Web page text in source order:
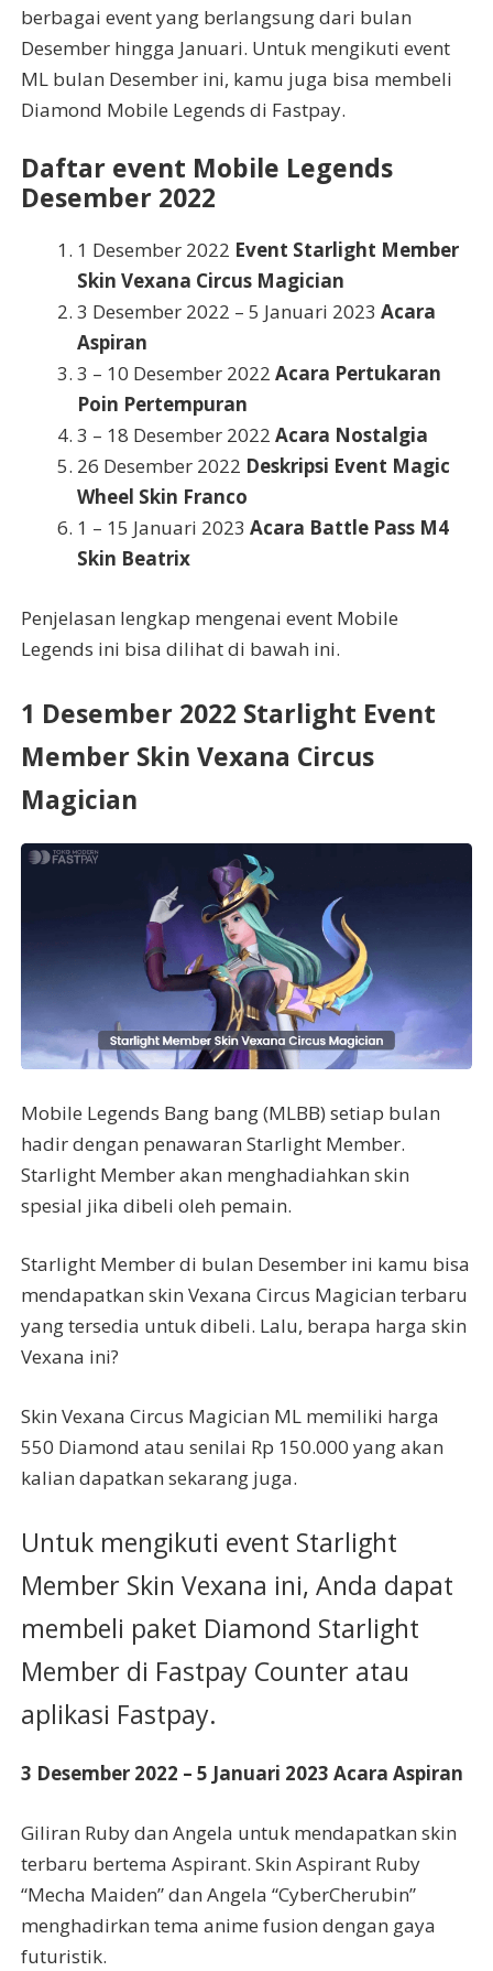
berbagai event yang berlangsung dari bulan
Desember hingga Januari. Untuk mengikuti event
ML bulan Desember ini, kamu juga bisa membeli
Diamond Mobile Legends di Fastpay.
Daftar event Mobile Legends
Desember 2022
1 Desember 2022 Event Starlight Member
Skin Vexana Circus Magician
3 Desember 2022 – 5 Januari 2023 Acara
Aspiran
3 – 10 Desember 2022 Acara Pertukaran
Poin Pertempuran
3 – 18 Desember 2022 Acara Nostalgia
26 Desember 2022 Deskripsi Event Magic
Wheel Skin Franco
1 – 15 Januari 2023 Acara Battle Pass M4
Skin Beatrix
Penjelasan lengkap mengenai event Mobile
Legends ini bisa dilihat di bawah ini.
1 Desember 2022 Starlight Event
Member Skin Vexana Circus
Magician
Mobile Legends Bang bang (MLBB) setiap bulan
hadir dengan penawaran Starlight Member.
Starlight Member akan menghadiahkan skin
spesial jika dibeli oleh pemain.
Starlight Member di bulan Desember ini kamu bisa
mendapatkan skin Vexana Circus Magician terbaru
yang tersedia untuk dibeli. Lalu, berapa harga skin
Vexana ini?
Skin Vexana Circus Magician ML memiliki harga
550 Diamond atau senilai Rp 150.000 yang akan
kalian dapatkan sekarang juga.
Untuk mengikuti event Starlight
Member Skin Vexana ini, Anda dapat
membeli paket Diamond Starlight
Member di Fastpay Counter atau
aplikasi Fastpay.
3 Desember 2022 – 5 Januari 2023 Acara Aspiran
Giliran Ruby dan Angela untuk mendapatkan skin
terbaru bertema Aspirant. Skin Aspirant Ruby
“Mecha Maiden” dan Angela “Cyber​​Cherubin”
menghadirkan tema anime fusion dengan gaya
futuristik.